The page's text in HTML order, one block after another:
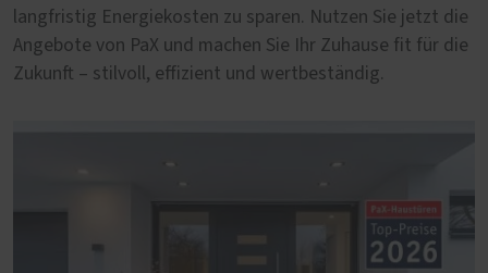
langfristig Energiekosten zu sparen. Nutzen Sie jetzt die
Angebote von PaX und machen Sie Ihr Zuhause fit für die
Zukunft – stilvoll, effizient und wertbeständig.